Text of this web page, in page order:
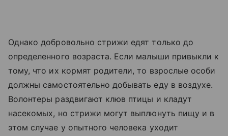
Однако добровольно стрижи едят только до
определенного возраста. Если малыши привыкли к
тому, что их кормят родители, то взрослые особи
должны самостоятельно добывать еду в воздухе.
Волонтеры раздвигают клюв птицы и кладут
насекомых, но стрижи могут выплюнуть пищу и в
этом случае у опытного человека уходит